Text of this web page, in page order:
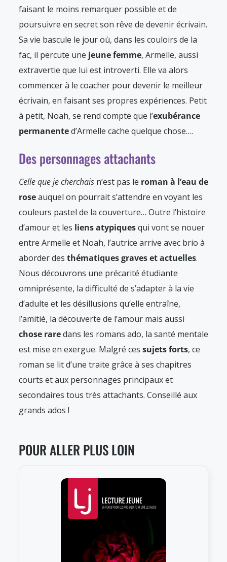
faisant le moins remarquer possible et de
poursuivre en secret son rêve de devenir écrivain.
Sa vie bascule le jour où, dans les couloirs de la
fac, il percute une jeune femme, Armelle, aussi
extravertie que lui est introverti. Elle va alors
commencer à le coacher pour devenir le meilleur
écrivain, en faisant ses propres expériences. Petit
à petit, Noah, se rend compte que l’exubérance
permanented’Armelle cache quelque chose….
Des personnages attachants
Celle que je cherchais n’est pas le roman à l’eau de
roseauquel on pourrait s’attendre en voyant les
couleurs pastel de la couverture… Outre l’histoire
d’amour et les liens atypiquesqui vont se nouer
entre Armelle et Noah, l’autrice arrive avec brio à
aborder des thématiques graves et actuelles.
Nous découvrons une précarité étudiante
omniprésente, la difficulté de s’adapter à la vie
d’adulte et les désillusions qu’elle entraîne,
l’amitié, la découverte de l’amour mais aussi
chose raredans les romans ado, la santé mentale
est mise en exergue. Malgré ces sujets forts, ce
roman se lit d’une traite grâce à ses chapitres
courts et aux personnages principaux et
secondaires tous très attachants. Conseillé aux
grands ados !
POUR ALLER PLUS LOIN